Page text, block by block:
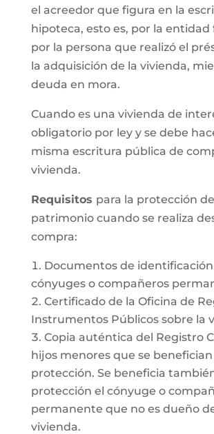
el acreedor que figura en la
hipoteca, esto es, por la entidad
por la persona que realizó el
la adquisición de la vivienda,
deuda en mora.
Cuando es una vivienda de
obligatorio por ley y se debe
misma escritura pública de
vivienda.
Requisitos para la protección
patrimonio cuando se realiza
compra:
Documentos de identificación
cónyuges o compañeros
Certificado de la Oficina de
Instrumentos Públicos sobre la
Copia auténtica del Registro
hijos menores que se benefician
protección. Se beneficia
protección el cónyuge o
permanente que no es dueño
vivienda.